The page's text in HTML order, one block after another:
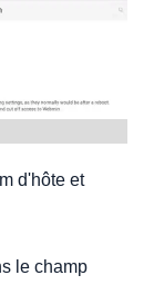
d'hôte et
le champ